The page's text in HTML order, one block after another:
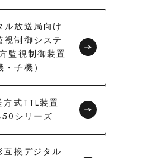
ル放送局向け
視制御システ
監視制御装置
子機）
方式TTL装置
シリーズ
換デジタル